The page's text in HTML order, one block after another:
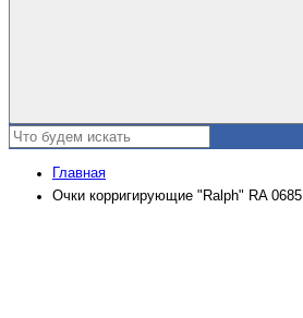
Главная
Очки корригирующие "Ralph" RA 0685